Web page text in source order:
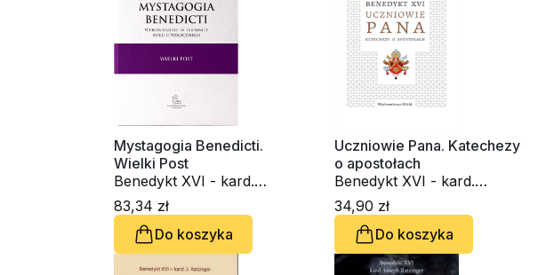
Mystagogia Benedicti.
Wielki Post
Benedykt XVI - kard.
Joseph Ratzinger
83,34 zł
Do koszyka
Uczniowie Pana. Katechezy
o apostołach
Benedykt XVI - kard.
Joseph Ratzinger
34,90 zł
Do koszyka